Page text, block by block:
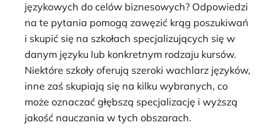
językowych do celów biznesowych? Odpowiedzi
na te pytania pomogą zawęzić krąg poszukiwań
i skupić się na szkołach specjalizujących się w
danym języku lub konkretnym rodzaju kursów.
Niektóre szkoły oferują szeroki wachlarz języków,
inne zaś skupiają się na kilku wybranych, co
może oznaczać głębszą specjalizację i wyższą
jakość nauczania w tych obszarach.